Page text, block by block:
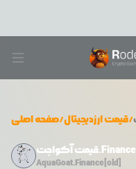
صفحه اصلی/قیمت ارزدیجیتال/
قیمت آکواجت.Finance
AquaGoat.Finance[old]